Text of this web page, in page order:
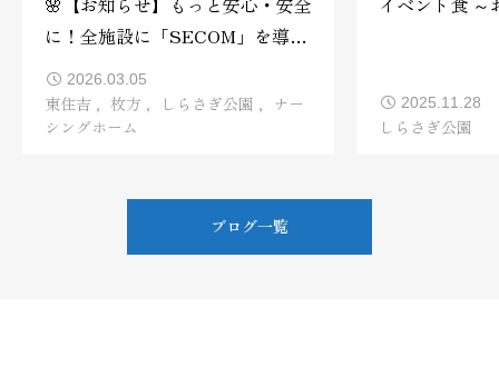
に！全施設に「SECOM」を導入
しました🛡️✨
2026.03.05
東住吉 枚方 しらさぎ公園
ナー
シングホーム
2025.11.28
しらさぎ公園
ブログ一覧